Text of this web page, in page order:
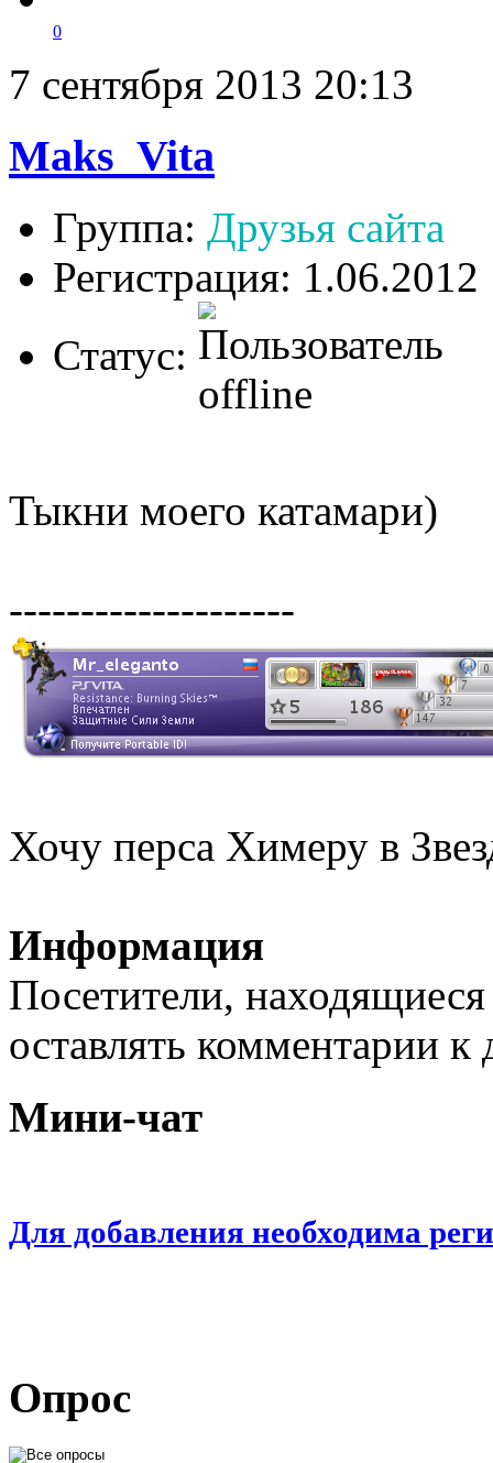
0
7 сентября 2013 20:13
Maks_Vita
Группа: Друзья сайта
Регистрация: 1.06.2012
Статус:
Тыкни моего катамари)
--------------------
Хочу перса Химеру в
Информация
Посетители,
оставлять комментарии
Мини-чат
Для добавления необходима
Опрос